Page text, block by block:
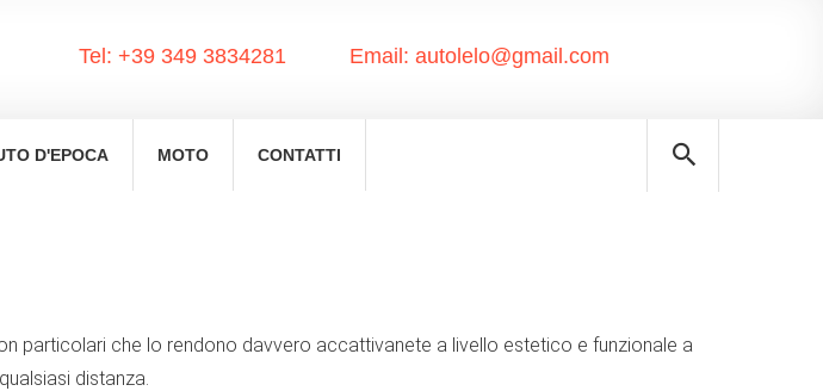
Tel: +39 349 3834281 Email: autolelo@gmail.com
D'EPOCA MOTO CONTATTI
particolari che lo rendono davvero accattivanete a livello estetico e funzionale a
distanza.